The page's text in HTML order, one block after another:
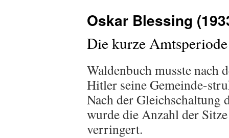
Oskar Blessing
Die kurze
Waldenbuch musste
Hitler seine Gemeinde-
Nach der Gleichschaltung
wurde die Anzahl der
verringert.